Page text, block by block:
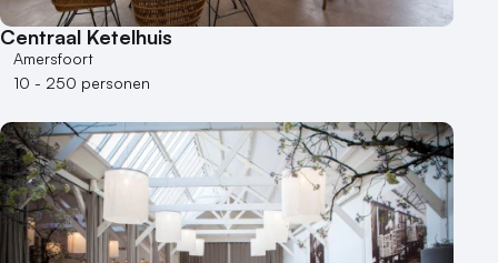
Centraal Ketelhuis
Amersfoort
10 - 250 personen